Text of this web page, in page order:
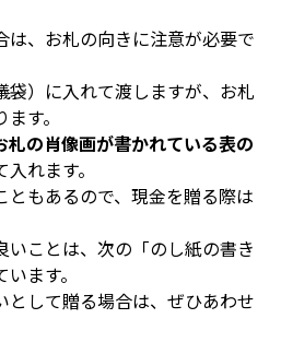
は、お札の向きに注意が必要で
袋）に入れて渡しますが、お札
す。
札の肖像画が書かれている表の
れます。
ともあるので、現金を贈る際は
いことは、次の「のし紙の書き
ます。
として贈る場合は、ぜひあわせ